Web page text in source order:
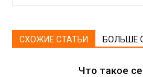
СХОЖИЕ СТАТЬИ БОЛЬШЕ
Что такое